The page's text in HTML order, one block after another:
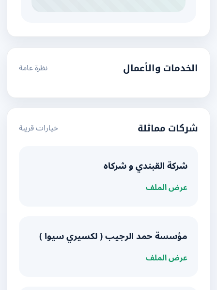
الخدمات والأعمال نظرة عامة
شركات مماثلة خيارات قريبة
شركة القبندي و شركاه
عرض الملف
مؤسسة حمد الرجيب ( لكسيري سيوا )
عرض الملف